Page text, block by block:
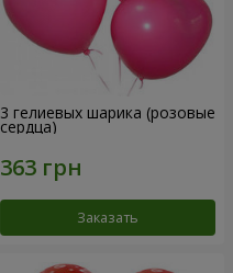
3 гелиевых шарика (розовые
сердца)
Заказать